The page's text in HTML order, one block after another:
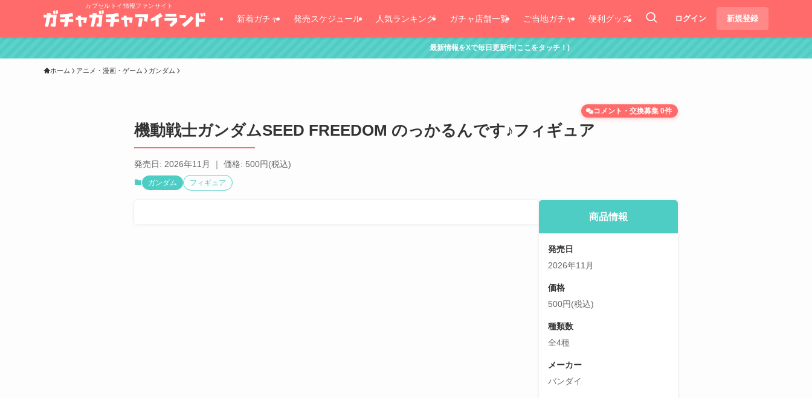
カプセルトイ情報ファンサイト
新着ガチャ 発売スケジュール 人気ランキング ガチャ店舗一覧 ご当地ガチャ 便利グッズ ログイン 新規登録
最新情報をXで毎日更新中(ここをタッチ！)
ホーム アニメ・漫画・ゲーム ガンダム
機動戦士ガンダムSEED FREEDOM のっかるんです♪フィギュア
コメント・交換募集 0件
発売日: 2026年11月 ｜ 価格: 500円(税込)
ガンダム フィギュア
商品情報
発売日
2026年11月
価格
500円(税込)
種類数
全4種
メーカー
バンダイ